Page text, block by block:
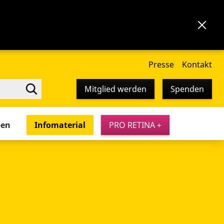
Presse Kontakt
Mitglied werden Spenden
Infomaterial PRO RETINA +